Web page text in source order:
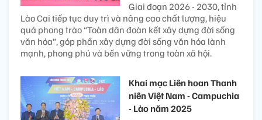
Giai đoạn 2026 - 2030, tỉnh
Lào Cai tiếp tục duy trì và nâng cao chất lượng, hiệu
quả phong trào “Toàn dân đoàn kết xây dựng đời sống
văn hóa”, góp phần xây dựng đời sống văn hóa lành
mạnh, phong phú và bền vững trong toàn xã hội.
Khai mạc Liên hoan Thanh
niên Việt Nam - Campuchia
- Lào năm 2025